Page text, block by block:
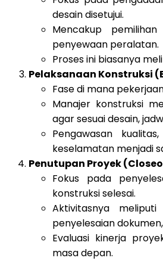
desain disetujui.
Mencakup
penyewaan peralatan.
Proses ini biasanya
Pelaksanaan Konstruksi
Fase di mana
Manajer konstruksi
agar sesuai desain,
Pengawasan
keselamatan menjadi
Penutupan Proyek
Fokus pada
konstruksi selesai.
Aktivitasnya
penyelesaian
Evaluasi kinerja
masa depan.